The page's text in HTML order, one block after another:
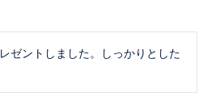
ゼントしました。しっかりとした